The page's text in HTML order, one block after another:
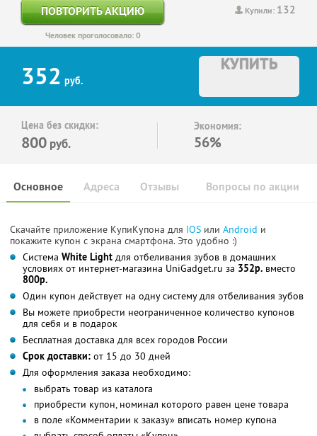
Купили: 132
ПОВТОРИТЬ АКЦИЮ
Человек проголосовало: 0
352 руб.
КУПИТЬ
Цена без скидки:
800 руб.
Экономия:
56%
Основное Отзывы Вопросы по акции
Адреса
Скачайте приложение КупиКупона для IOS или Android и
покажите купон с экрана смартфона. Это удобно :)
Система White Light для отбеливания зубов в домашних
условиях от интернет-магазина UniGadget.ru за 352р. вместо
800р.
Один купон действует на одну систему для отбеливания зубов
Вы можете приобрести неограниченное количество купонов
для себя и в подарок
Бесплатная доставка для всех городов России
Срок доставки: от 15 до 30 дней
Для оформления заказа необходимо:
выбрать товар из каталога
приобрести купон, номинал которого равен цене товара
в поле «Комментарии к заказу» вписать номер купона